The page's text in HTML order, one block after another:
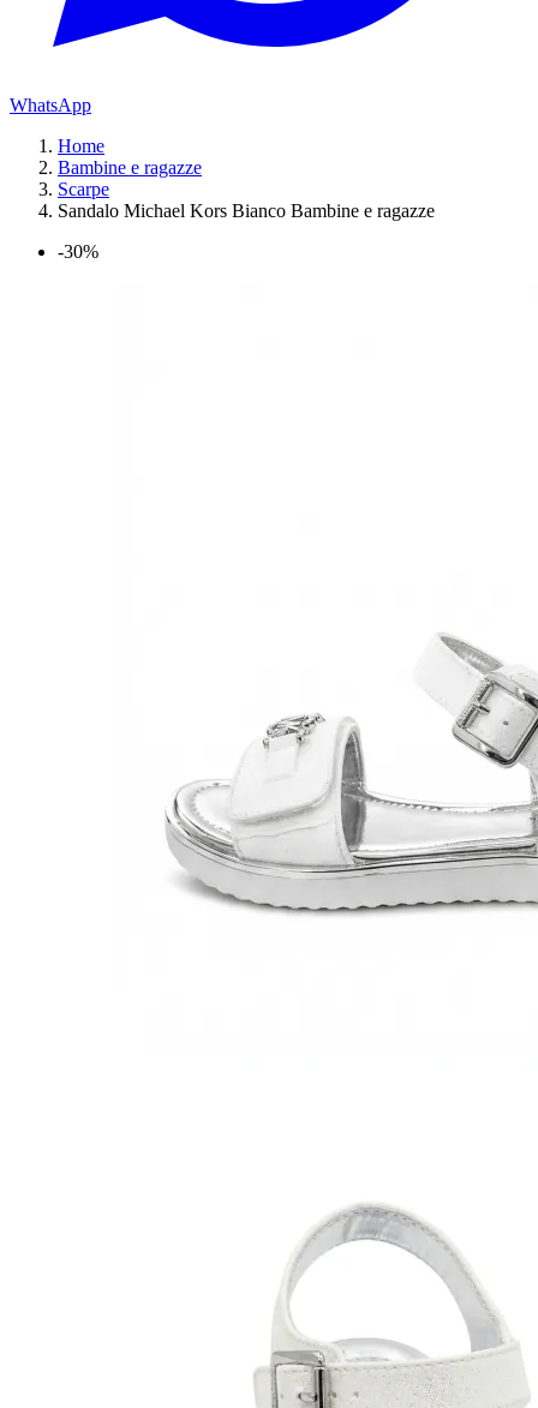
WhatsApp
Home
Bambine e ragazze
Scarpe
Sandalo Michael Kors Bianco Bambine e ragazze
-30%